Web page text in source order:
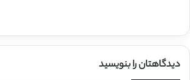
دیدگاهتان را بنویسید